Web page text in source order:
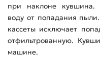
при наклоне кувшина.
воду от попадания
кассеты исключает
отфильтрованную.
машине.